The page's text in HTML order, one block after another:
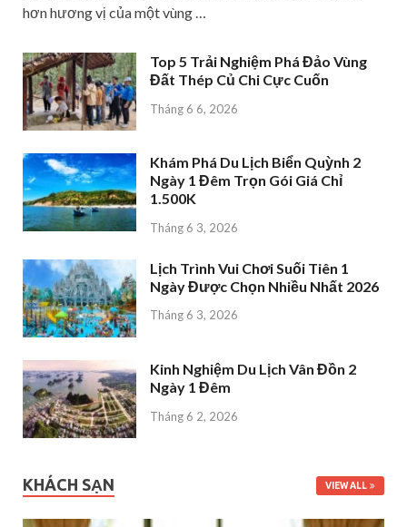
hơn hương vị của một vùng …
Top 5 Trải Nghiệm Phá Đảo Vùng
Đất Thép Củ Chi Cực Cuốn
Tháng 6 6, 2026
Khám Phá Du Lịch Biển Quỳnh 2
Ngày 1 Đêm Trọn Gói Giá Chỉ
1.500K
Tháng 6 3, 2026
Lịch Trình Vui Chơi Suối Tiên 1
Ngày Được Chọn Nhiều Nhất 2026
Tháng 6 3, 2026
Kinh Nghiệm Du Lịch Vân Đồn 2
Ngày 1 Đêm
Tháng 6 2, 2026
KHÁCH SẠN VIEW ALL